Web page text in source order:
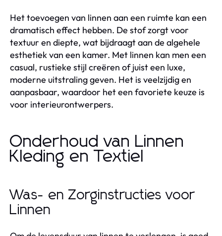
Het toevoegen van linnen aan een ruimte kan een
dramatisch effect hebben. De stof zorgt voor
textuur en diepte, wat bijdraagt aan de algehele
esthetiek van een kamer. Met linnen kan men een
casual, rustieke stijl creëren of juist een luxe,
moderne uitstraling geven. Het is veelzijdig en
aanpasbaar, waardoor het een favoriete keuze is
voor interieurontwerpers.
Onderhoud van Linnen
Kleding en Textiel
Was- en Zorginstructies voor
Linnen